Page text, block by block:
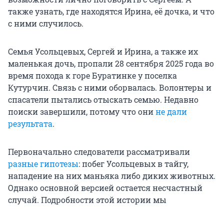
также узнать, где находятся Ирина, её дочка, и что
с ними случилось.
Семья Усольцевых, Сергей и Ирина, а также их
маленькая дочь, пропали28 сентября 2025 годаво
время похода к горе Буратинке у поселка
Кутурчин. Связь с ними оборвалась. Волонтеры и
спасатели пытались отыскать семью. Недавно
поиски завершили, потому что онине дали
результата.
Первоначально следователи рассматривали
разные гипотезы: побег Усольцевых в тайгу,
нападение на них маньяка либо диких животных.
Однако основной версией остается несчастный
случай. Подробности этой истории мы